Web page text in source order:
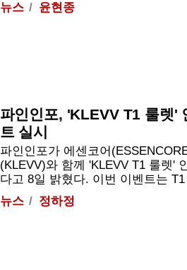
뉴스
윤현종
파인인포, 'KLEVV T1 룰렛'
트 실시
파인인포가 에센코어
(KLEVV)와 함께 'KLEVV T1 룰렛'
다고 8일 밝혔다. 이번 이벤트는
뉴스
정하정